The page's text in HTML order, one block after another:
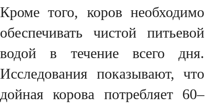
Кроме того, коров необходимо
обеспечивать чистой питьевой
водой в течение всего дня.
Исследования показывают, что
дойная корова потребляет 60–